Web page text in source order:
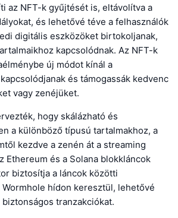
az NFT-k gyűjtését is, eltávolítva a
és lehetővé téve a felhasználók
digitális eszközöket birtokoljanak,
kapcsolódnak. Az NFT-k
új módot kínál a
és támogassák kedvenc
vagy zenéjüket.
hogy skálázható és
a különböző típusú tartalmakhoz, a
kezdve a zenén át a streaming
Ethereum és a Solana blokkláncok
biztosítja a láncok közötti
hídon keresztül, lehetővé
tranzakciókat.